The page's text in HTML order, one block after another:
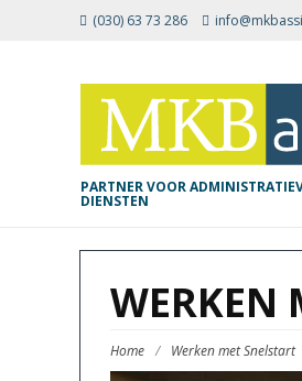
(030) 63 73 286
PARTNER VOOR
DIENSTEN
WERKEN
Home / Werken met Snelstart